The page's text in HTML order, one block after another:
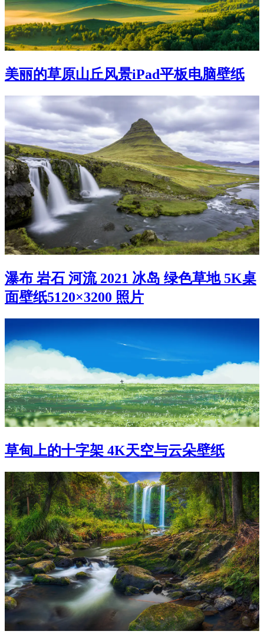
美丽的草原山丘风景iPad平板电脑壁纸
瀑布 岩石 河流 2021 冰岛 绿色草地 5K桌
面壁纸5120×3200 照片
草甸上的十字架 4K天空与云朵壁纸